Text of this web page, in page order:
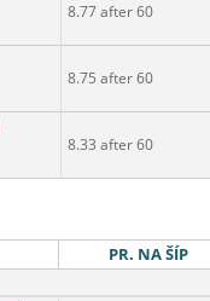
8.77 after 60
8.75 after 60
8.33 after 60
PR. NA ŠÍP